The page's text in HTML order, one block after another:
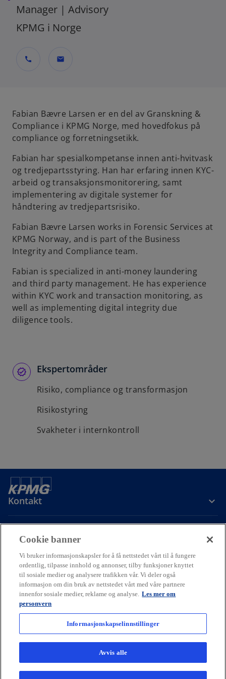
Manager | Advisory
KPMG i Norge
call mail
Fabian Bævre Larsen er en del av Granskning &
Compliance i KPMG Norge, med hovedfokus på
compliance og forretningsetikk.
Fabian har spesialkompetanse innen anti-hvitvask
og tredjepartsstyring. Han har erfaring innen KYC-
arbeid og transaksjonsmonitorering, samt
implementering av digitale systemer for
håndtering av tredjepartsrisiko.
Fabian Bævre Larsen works in Forensic Services at
KPMG Norway, and is part of the Business
Integrity and Compliance team.
Fabian is specialized in anti-money laundering
and third party management. He has experience
within KYC work and transaction monitoring, as
well as implementing digital integrity due
diligence tools.
Ekspertområder
Risiko, compliance og transformasjon
Risikostyring
Svakheter i internkontroll
Kontakt
Om oss
Karriere
o
e
n
s
i
n
a
o
p
e
n
s
n
a
o
p
e
n
s
n
a
© 2026 KPMG AS and KPMG Law Advokatfirma AS, Norwegian limited
liability companies and a member firm of the KPMG global
organization of independent member firms affiliated with KPMG
Cookie banner
Vi bruker informasjonskapsler for å få nettstedet vårt til å fungere
ordentlig, tilpasse innhold og annonser, tilby funksjoner knyttet
til sosiale medier og analysere trafikken vår. Vi deler også
informasjon om din bruk av nettstedet vårt med våre partnere
innenfor sosiale medier, reklame og analyse. Les mer om
personvern
Informasjonskapselinnstillinger
Avvis alle